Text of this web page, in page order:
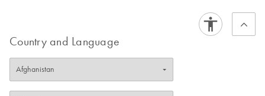
Country and Language